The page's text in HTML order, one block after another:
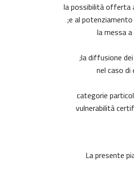
la possibilità offerta
e al
la messa
la diffusione
nel caso
categorie
vulnerabilità
La presente